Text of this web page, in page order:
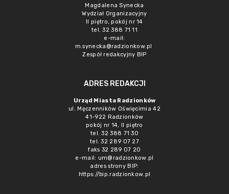
Magdalena Synecka
Wydział Organizacyjny
II piętro, pokój nr 14
tel. 32 388 71 11
e-mail:
m.synecka@radzionkow.pl
Zespół redakcyjny BIP
ADRES REDAKCJI
Urząd Miasta Radzionków
ul. Męczenników Oświęcimia 42
41-922 Radzionków
pokój nr 14, II piętro
tel. 32 388 71 30
tel. 32 289 07 27
faks 32 289 07 20
e-mail: um@radzionkow.pl
adres strony BIP:
https://bip.radzionkow.pl